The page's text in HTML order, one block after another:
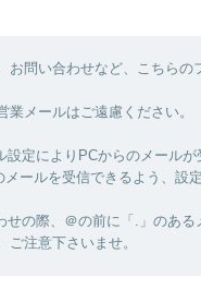
お問い合わせなど、こちらの
メールはご遠慮ください。
定によりPCからのメールが
メールを受信できるよう、設
の際、＠の前に「.」のあ
ご注意下さいませ。